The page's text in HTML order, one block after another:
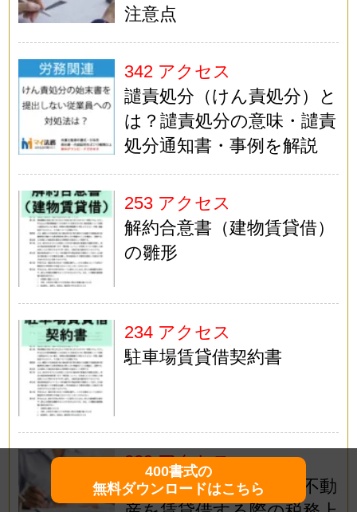
注意点
342 アクセス
譴責処分（けん責処分）と
は？譴責処分の意味・譴責
処分通知書・事例を解説
253 アクセス
解約合意書（建物賃貸借）
の雛形
234 アクセス
駐車場賃貸借契約書
229 アクセス
法人と会社役員の間で不動
400書式の
無料ダウンロードはこちら